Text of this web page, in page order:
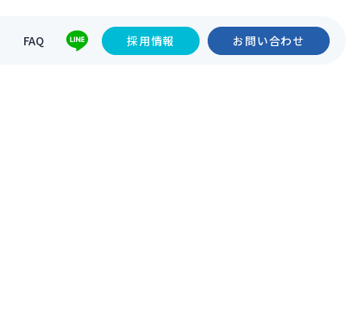
FAQ 採用情報 お問い合わせ